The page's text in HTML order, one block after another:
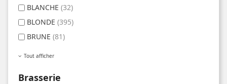
BLANCHE (32)
BLONDE (395)
BRUNE (81)
Tout afficher
Brasserie